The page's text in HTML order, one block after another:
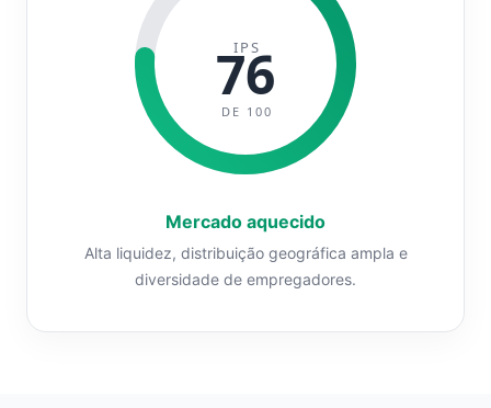
IPS
76
DE 100
Mercado aquecido
Alta liquidez, distribuição geográfica ampla e
diversidade de empregadores.